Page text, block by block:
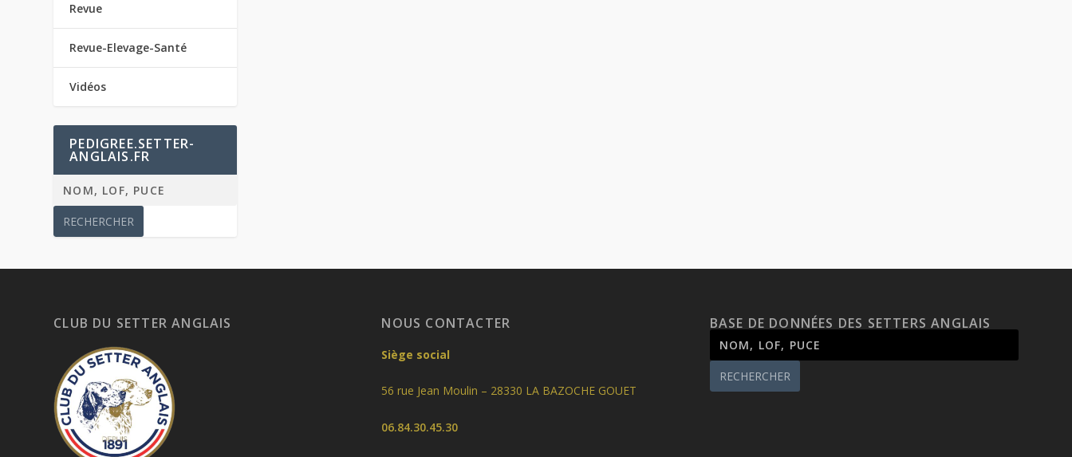
Revue
Revue-Elevage-Santé
Vidéos
PEDIGREE.SETTER-
ANGLAIS.FR
CLUB DU SETTER ANGLAIS NOUS CONTACTER
Siège social
56 rue Jean Moulin – 28330 LA BAZOCHE GOUET
06.84.30.45.30
BASE DE DONNÉES DES SETTERS ANGLAIS